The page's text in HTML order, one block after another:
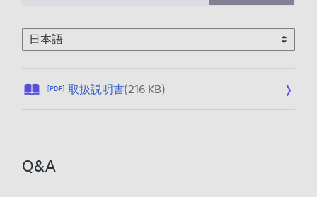
[PDF] 取扱説明書(216 KB)公
Q&A